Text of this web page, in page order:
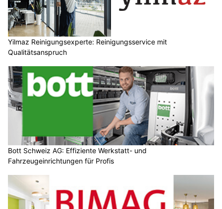
Yilmaz Reinigungsexperte: Reinigungsservice mit
Qualitätsanspruch
Bott Schweiz AG: Effiziente Werkstatt- und
Fahrzeugeinrichtungen für Profis